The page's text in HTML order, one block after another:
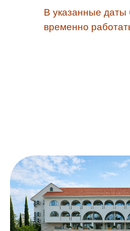
В указанные даты
временно